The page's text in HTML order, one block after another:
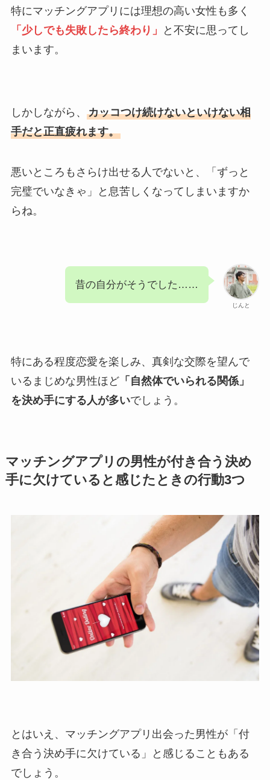
特にマッチングアプリには理想の高い女性も多く
「少しでも失敗したら終わり」
と不安に思ってし
まいます。
しかしながら、 カッコつけ続けないといけない相
手だと正直疲れます。
悪いところもさらけ出せる人でないと、「ずっと
完璧でいなきゃ」と息苦しくなってしまいますか
らね。
じんと
昔の自分がそうでした……
特にある程度恋愛を楽しみ、真剣な交際を望んで
いるまじめな男性ほど「自然体でいられる関係」
を決め手にする人が多いでしょう。
マッチングアプリの男性が付き合う決め
手に欠けていると感じたときの行動3つ
とはいえ、マッチングアプリ出会った男性が「付
き合う決め手に欠けている」と感じることもある
でしょう。